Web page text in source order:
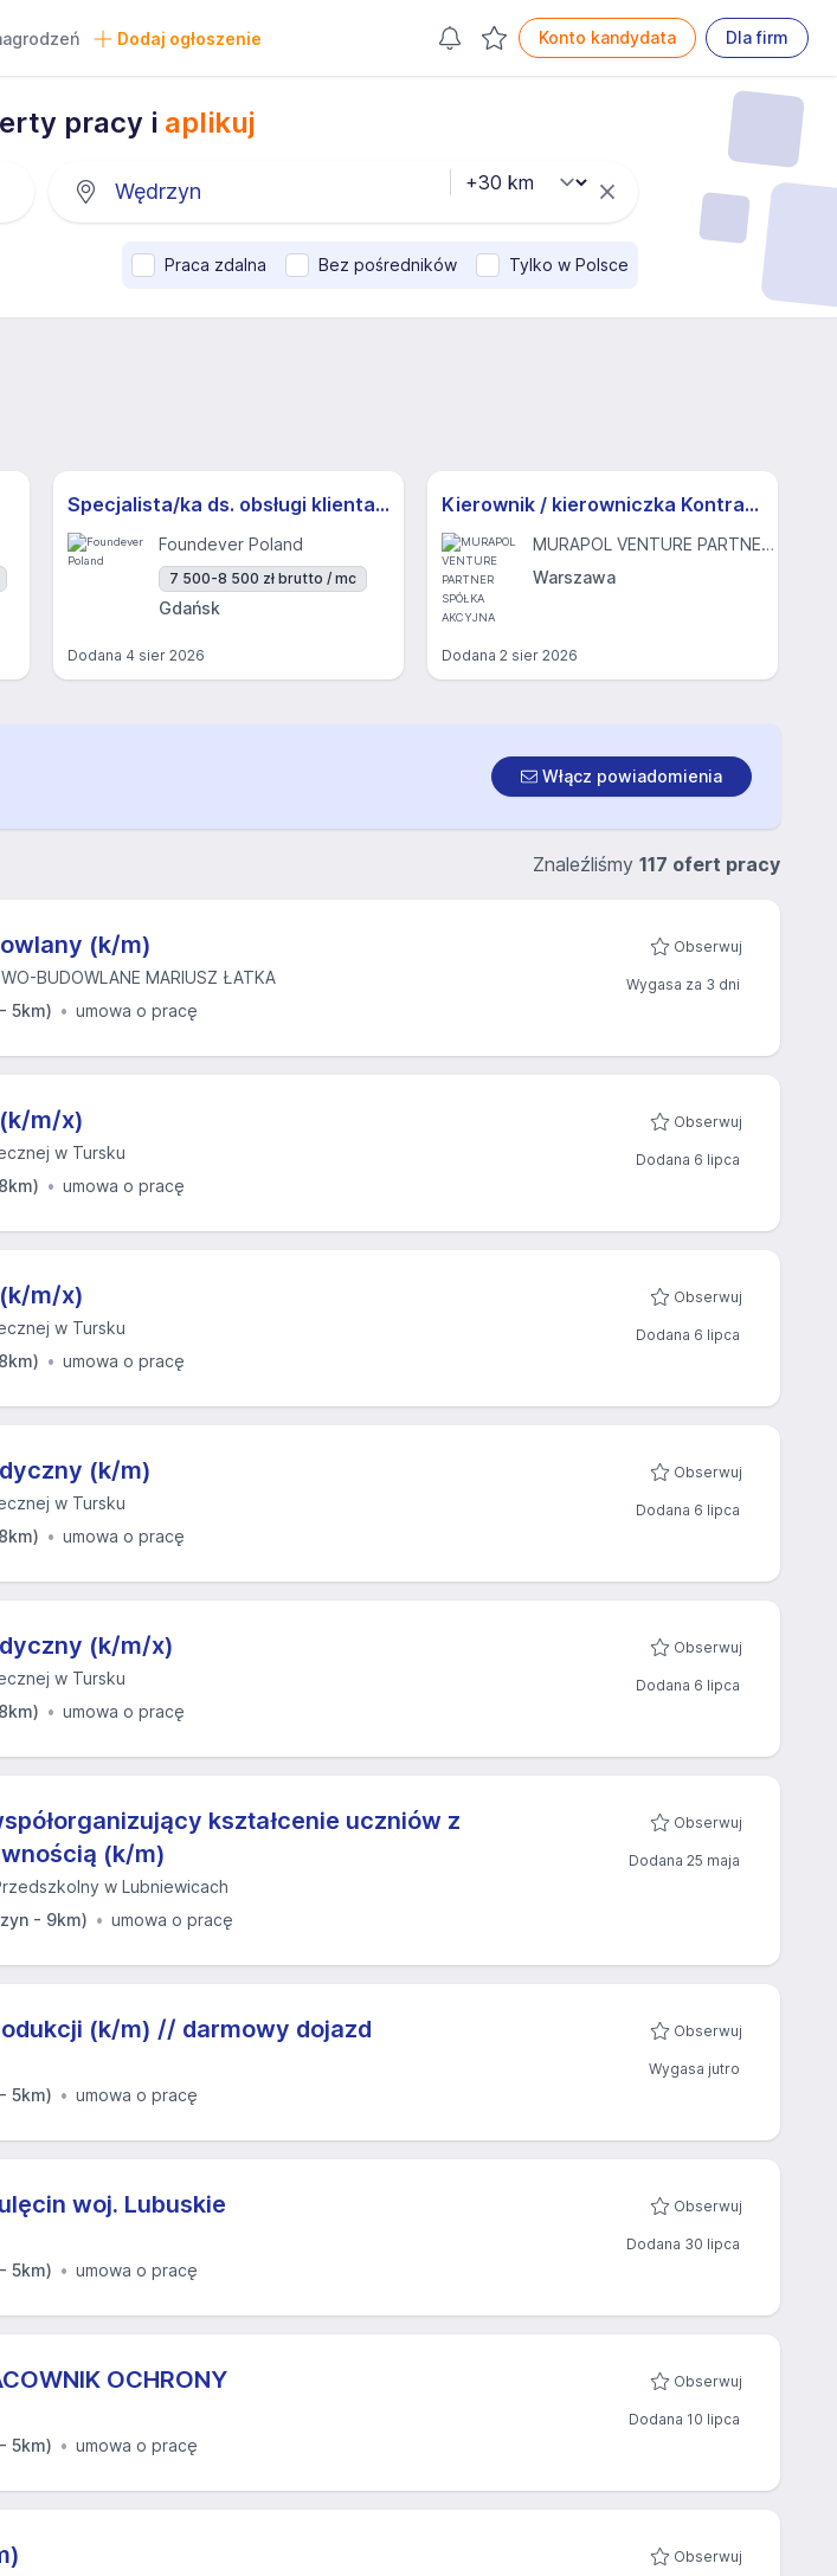
Dodaj ogłoszenie Konto kandydata Dla firm
pracy i aplikuj
Praca zdalna Bez pośredników Tylko w Polsce
Specjalista/ka ds. obsługi klienta z j.niemieckim
Foundever Poland
7 500-8 500 zł brutto / mc
Gdańsk
Dodana 4 sier 2026
Kierownik / kierowniczka Kontraktu
MURAPOL VENTURE PARTNER SPÓŁKA AKCYJNA
Warszawa
Dodana 2 sier 2026
Włącz powiadomienia
Znaleźliśmy 117 ofert pracy
(k/m)
BUDOWLANE MARIUSZ ŁATKA
5km)
umowa o pracę
Obserwuj
Wygasa za 3 dni
m/x)
w Tursku
umowa o pracę
Obserwuj
Dodana 6 lipca
m/x)
w Tursku
umowa o pracę
Obserwuj
Dodana 6 lipca
(k/m)
w Tursku
umowa o pracę
Obserwuj
Dodana 6 lipca
(k/m/x)
w Tursku
umowa o pracę
Obserwuj
Dodana 6 lipca
kształcenie uczniów z
(k/m)
w Lubniewicach
- 9km)
umowa o pracę
Obserwuj
Dodana 25 maja
(k/m) // darmowy dojazd
5km)
umowa o pracę
Obserwuj
Wygasa jutro
woj. Lubuskie
5km)
umowa o pracę
Obserwuj
Dodana 30 lipca
OCHRONY
5km)
umowa o pracę
Obserwuj
Dodana 10 lipca
Obserwuj